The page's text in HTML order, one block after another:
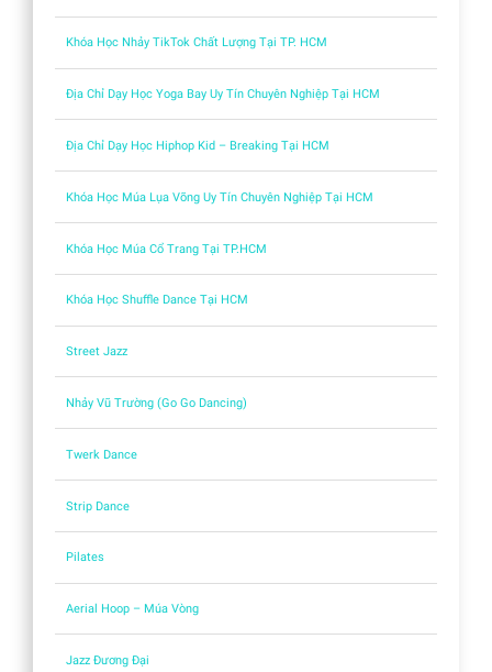
Khóa Học Nhảy TikTok Chất Lượng Tại TP. HCM
Địa Chỉ Dạy Học Yoga Bay Uy Tín Chuyên Nghiệp Tại HCM
Địa Chỉ Dạy Học Hiphop Kid – Breaking Tại HCM
Khóa Học Múa Lụa Võng Uy Tín Chuyên Nghiệp Tại HCM
Khóa Học Múa Cổ Trang Tại TP.HCM
Khóa Học Shuffle Dance Tại HCM
Street Jazz
Nhảy Vũ Trường (Go Go Dancing)
Twerk Dance
Strip Dance
Pilates
Aerial Hoop – Múa Vòng
Jazz Đương Đại